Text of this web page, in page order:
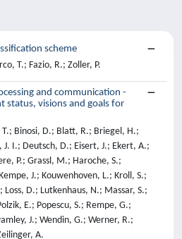
scheme
T.; Fazio, R.; Zoller, P.
and communication -
status, visions and goals for
Binosi, D.; Blatt, R.; Briegel, H.;
J. I.; Deutsch, D.; Eisert, J.; Ekert, A.;
P.; Grassl, M.; Haroche, S.;
J.; Kouwenhoven, L.; Kroll, S.;
D.; Lutkenhaus, N.; Massar, S.;
E.; Popescu, S.; Rempe, G.;
J.; Wendin, G.; Werner, R.;
A.